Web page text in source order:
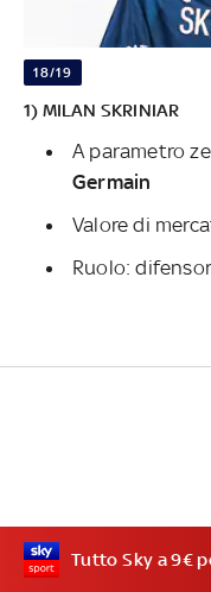
18/19
1) MILAN SKRINIAR
A parametro
Germain
Valore di
Ruolo:
Tutto Sky a 9€